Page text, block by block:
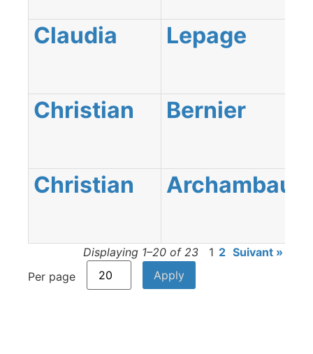
Claudia Lepage
Christian Bernier
Christian Archambault
Displaying 1–20 of 23 1 2 Suivant »
Per page